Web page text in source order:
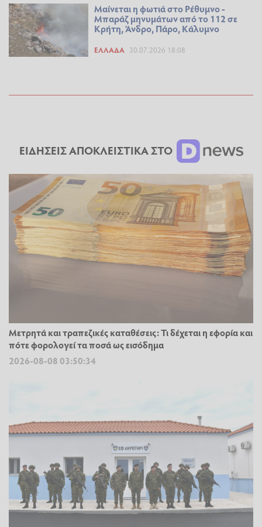
Μαίνεται η φωτιά στο Ρέθυμνο -
Μπαράζ μηνυμάτων από το 112 σε
Κρήτη, Άνδρο, Πάρο, Κάλυμνο
ΕΛΛΆΔΑ 30.07.2026 18:08
ΕΙΔΗΣΕΙΣ ΑΠΟΚΛΕΙΣΤΙΚΑ ΣΤΟ
Μετρητά και τραπεζικές καταθέσεις: Τι δέχεται η εφορία και
πότε φορολογεί τα ποσά ως εισόδημα
2026-08-08 03:50:34